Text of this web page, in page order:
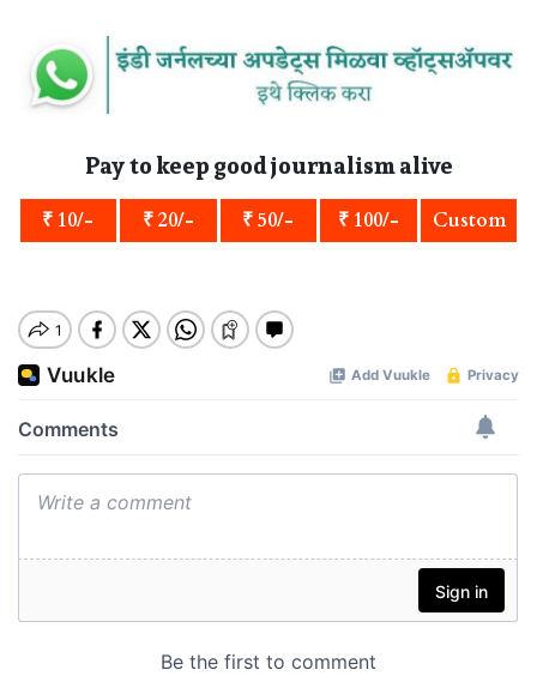
Pay to keep good journalism alive
₹ 10/- ₹ 20/- ₹ 50/- ₹ 100/- Custom